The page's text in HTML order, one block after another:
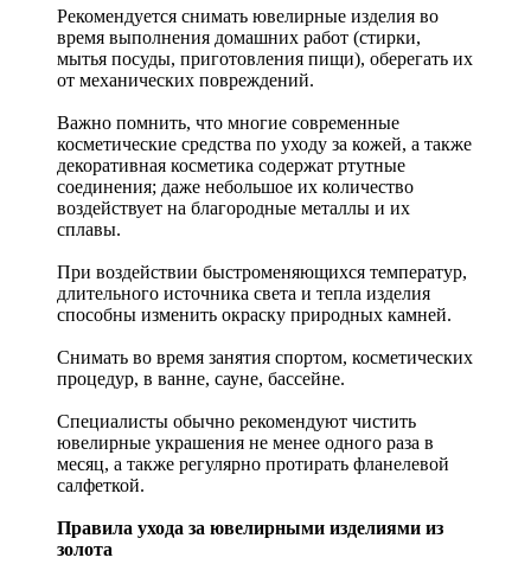
Рекомендуется снимать ювелирные изделия во
время выполнения домашних работ (стирки,
мытья посуды, приготовления пищи), оберегать их
от механических повреждений.
Важно помнить, что многие современные
косметические средства по уходу за кожей, а также
декоративная косметика содержат ртутные
соединения; даже небольшое их количество
воздействует на благородные металлы и их
сплавы.
При воздействии быстроменяющихся температур,
длительного источника света и тепла изделия
способны изменить окраску природных камней.
Снимать во время занятия спортом, косметических
процедур, в ванне, сауне, бассейне.
Специалисты обычно рекомендуют чистить
ювелирные украшения не менее одного раза в
месяц, а также регулярно протирать фланелевой
салфеткой.
Правила ухода за ювелирными изделиями из
золота